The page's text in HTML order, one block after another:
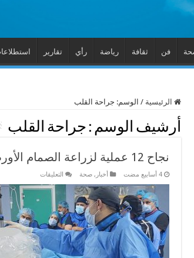
فن ثقافة رياضة رأي تقارير
الرئيسية / الوسم: جراحة القلب
أرشيف الوسم : جراحة القلب
نجاح 12 عملية لزراعة الصمام الأورطي بالقسطرة في طرابلس
أخبار , صحة التعليقات
12
عملية
لزراعة
الصمام
الأورطي
بالقسطرة
في
طرابلس
مغلقة